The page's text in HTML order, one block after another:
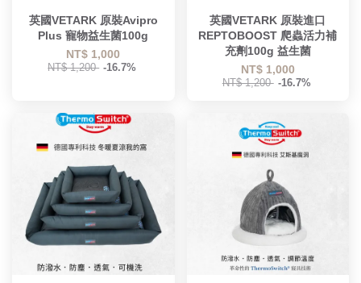
英國VETARK 原裝Avipro
Plus 寵物益生菌100g
NT$ 1,000
NT$ 1,200 -16.7%
英國VETARK 原裝進口
REPTOBOOST 爬蟲活力補
充劑100g 益生菌
NT$ 1,000
NT$ 1,200 -16.7%